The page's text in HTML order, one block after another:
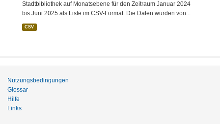
Stadtbibliothek auf Monatsebene für den Zeitraum Januar 2024
bis Juni 2025 als Liste im CSV-Format. Die Daten wurden von...
CSV
Nutzungsbedingungen
Glossar
Hilfe
Links